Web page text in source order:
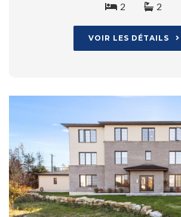
2 2
VOIR LES DÉTAILS